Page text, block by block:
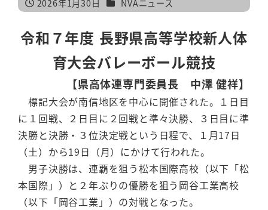
投稿日
2026年1月30日 NVAニュース
令和７年度 長野県高等学校新人体
育大会バレーボール競技
【県高体連専門委員長 中澤 健祥】
標記大会が南信地区を中心に開催された。１日目
に１回戦、２日目に２回戦と準々決勝、３日目に準
決勝と決勝・３位決定戦という日程で、１月17日
（土）から19日（月）にかけて行われた。
男子決勝は、連覇を狙う松本国際高校（以下「松
本国際」）と２年ぶりの優勝を狙う岡谷工業高校
（以下「岡谷工業」）の対戦となった。